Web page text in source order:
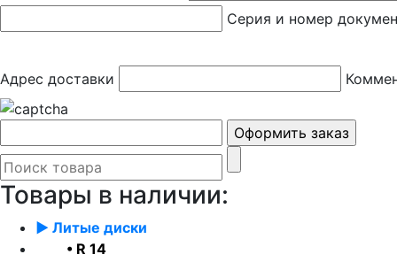
Серия и номер
Адрес доставки
Товары в наличии:
► Литые диски
• R 14